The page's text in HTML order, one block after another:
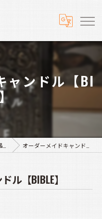
ャンドル【BI
オーダーメイドキャンドル【BIBLE】
ル【BIBLE】